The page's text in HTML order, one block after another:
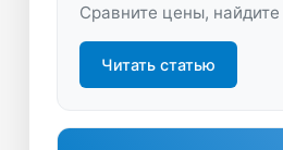
Сравните цены,
Путешествуйте в
экономьте с помощью
Читать статью